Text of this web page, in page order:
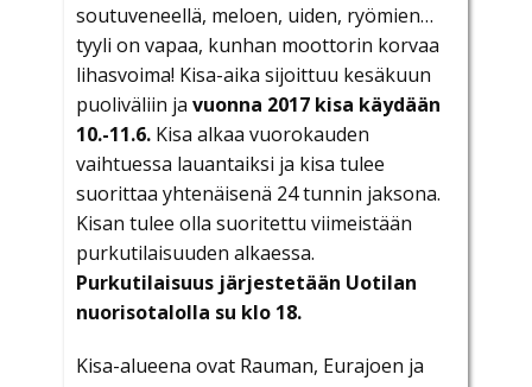
soutuveneellä, meloen, uiden, ryömien…
tyyli on vapaa, kunhan moottorin korvaa
lihasvoima! Kisa-aika sijoittuu kesäkuun
puoliväliin ja vuonna 2017 kisa käydään
10.-11.6. Kisa alkaa vuorokauden
vaihtuessa lauantaiksi ja kisa tulee
suorittaa yhtenäisenä 24 tunnin jaksona.
Kisan tulee olla suoritettu viimeistään
purkutilaisuuden alkaessa.
Purkutilaisuus järjestetään Uotilan
nuorisotalolla su klo 18.
Kisa-alueena ovat Rauman, Eurajoen ja